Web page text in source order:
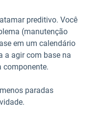
preditivo. Você
(manutenção
em um calendário
a agir com base na
componente.
paradas